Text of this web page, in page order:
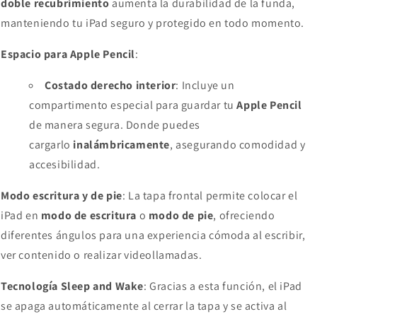
doble recubrimiento aumenta la durabilidad de la funda,
manteniendo tu iPad seguro y protegido en todo momento.
Espacio para Apple Pencil:
Costado derecho interior: Incluye un
compartimento especial para guardar tuApple Pencil
de manera segura. Donde puedes
cargarlo inalámbricamente, asegurando comodidad y
accesibilidad.
Modo escritura y de pie: La tapa frontal permite colocar el
iPad en modo de escritura o modo de pie, ofreciendo
diferentes ángulos para una experiencia cómoda al escribir,
ver contenido o realizar videollamadas.
Tecnología Sleep and Wake: Gracias a esta función, el iPad
se apaga automáticamente al cerrar la tapa y se activa al